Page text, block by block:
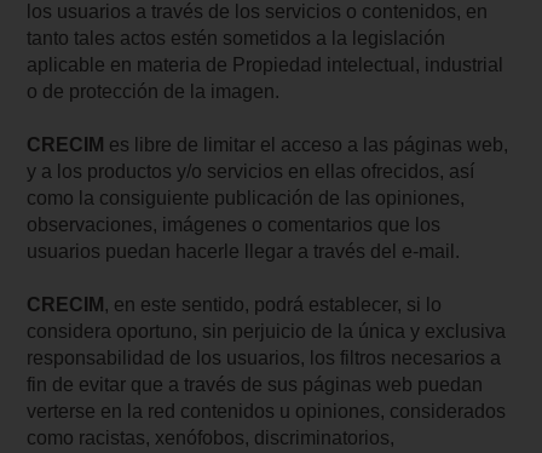
los usuarios a través de los servicios o contenidos, en
tanto tales actos estén sometidos a la legislación
aplicable en materia de Propiedad intelectual, industrial
o de protección de la imagen.
CRECIM es libre de limitar el acceso a las páginas web,
y a los productos y/o servicios en ellas ofrecidos, así
como la consiguiente publicación de las opiniones,
observaciones, imágenes o comentarios que los
usuarios puedan hacerle llegar a través del e-mail.
CRECIM , en este sentido, podrá establecer, si lo
considera oportuno, sin perjuicio de la única y exclusiva
responsabilidad de los usuarios, los filtros necesarios a
fin de evitar que a través de sus páginas web puedan
verterse en la red contenidos u opiniones, considerados
como racistas, xenófobos, discriminatorios,